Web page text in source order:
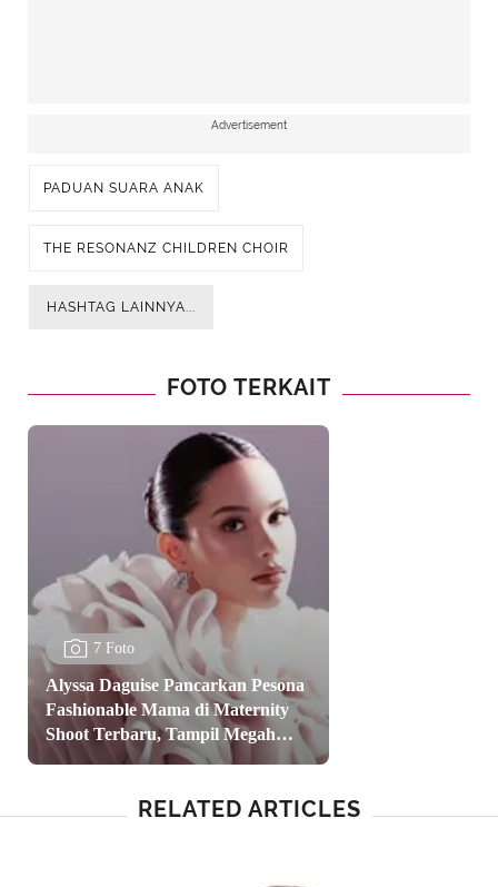
Advertisement
PADUAN SUARA ANAK
THE RESONANZ CHILDREN CHOIR
HASHTAG LAINNYA...
FOTO TERKAIT
7 Foto
Alyssa Daguise Pancarkan Pesona
Fashionable Mama di Maternity
Shoot Terbaru, Tampil Megah
dengan Ruffle Gown
RELATED ARTICLES